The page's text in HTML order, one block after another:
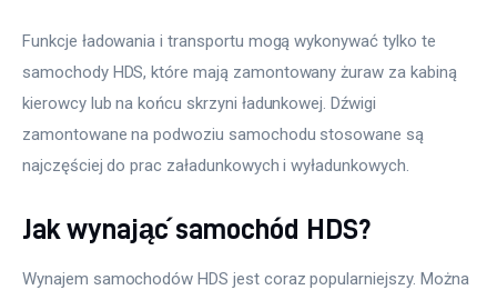
Funkcje ładowania i transportu mogą wykonywać tylko te
samochody HDS, które mają zamontowany żuraw za kabiną
kierowcy lub na końcu skrzyni ładunkowej. Dźwigi
zamontowane na podwoziu samochodu stosowane są
najczęściej do prac załadunkowych i wyładunkowych.
Jak wynająć samochód HDS?
Wynajem samochodów HDS jest coraz popularniejszy. Można